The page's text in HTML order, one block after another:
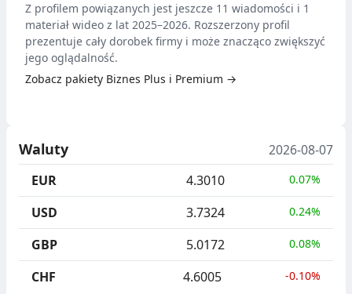
Z profilem powiązanych jest jeszcze 11 wiadomości i 1
materiał wideo z lat 2025–2026. Rozszerzony profil
prezentuje cały dorobek firmy i może znacząco zwiększyć
jego oglądalność.
Zobacz pakiety Biznes Plus i Premium →
Waluty
2026-08-07
EUR
4.3010 0.07%
USD 3.7324 0.24%
GBP 5.0172 0.08%
CHF 4.6005 -0.10%